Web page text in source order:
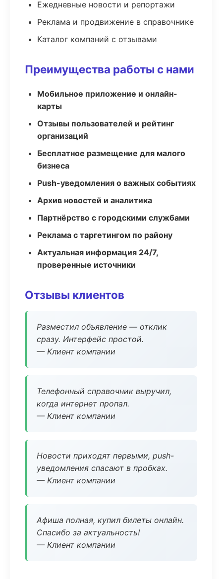
Ежедневные новости и репортажи
Реклама и продвижение в справочнике
Каталог компаний с отзывами
Преимущества работы с нами
Мобильное приложение и онлайн-
карты
Отзывы пользователей и рейтинг
организаций
Бесплатное размещение для малого
бизнеса
Push-уведомления о важных событиях
Архив новостей и аналитика
Партнёрство с городскими службами
Реклама с таргетингом по району
Актуальная информация 24/7,
проверенные источники
Отзывы клиентов
Разместил объявление — отклик
сразу. Интерфейс простой.
— Клиент компании
Телефонный справочник выручил,
когда интернет пропал.
— Клиент компании
Новости приходят первыми, push-
уведомления спасают в пробках.
— Клиент компании
Афиша полная, купил билеты онлайн.
Спасибо за актуальность!
— Клиент компании